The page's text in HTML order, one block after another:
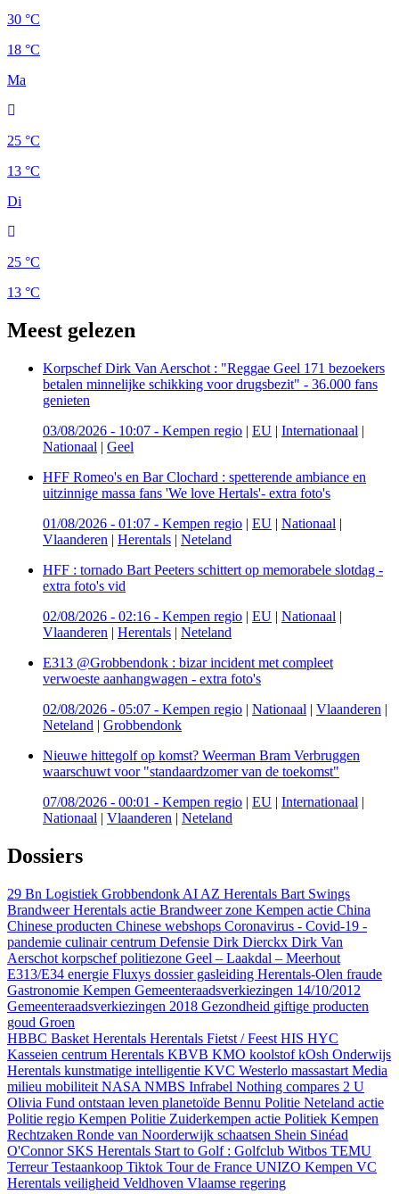
30 °C
18 °C
Ma
25 °C
13 °C
Di
25 °C
13 °C
Meest gelezen
Korpschef Dirk Van Aerschot : "Reggae Geel 171 bezoekers
betalen minnelijke schikking voor drugsbezit" - 36.000 fans
genieten
03/08/2026 - 10:07 - Kempen regio | EU | Internationaal |
Nationaal | Geel
HFF Romeo's en Bar Clochard : spetterende ambiance en
uitzinnige massa fans 'We love Hertals'- extra foto's
01/08/2026 - 01:07 - Kempen regio | EU | Nationaal |
Vlaanderen | Herentals | Neteland
HFF : tornado Bart Peeters schittert op memorabele slotdag -
extra foto's vid
02/08/2026 - 02:16 - Kempen regio | EU | Nationaal |
Vlaanderen | Herentals | Neteland
E313 @Grobbendonk : bizar incident met compleet
verwoeste aanhangwagen - extra foto's
02/08/2026 - 05:07 - Kempen regio | Nationaal | Vlaanderen |
Neteland | Grobbendonk
Nieuwe hittegolf op komst? Weerman Bram Verbruggen
waarschuwt voor "standaardzomer van de toekomst"
07/08/2026 - 00:01 - Kempen regio | EU | Internationaal |
Nationaal | Vlaanderen | Neteland
Dossiers
29 Bn Logistiek Grobbendonk AI AZ Herentals Bart Swings
Brandweer Herentals actie Brandweer zone Kempen actie China
Chinese producten Chinese webshops Coronavirus - Covid-19 -
pandemie culinair centrum Defensie Dirk Dierckx Dirk Van
Aerschot korpschef politiezone Geel – Laakdal – Meerhout
E313/E34 energie Fluxys dossier gasleiding Herentals-Olen fraude
Gastronomie Kempen Gemeenteraadsverkiezingen 14/10/2012
Gemeenteraadsverkiezingen 2018 Gezondheid giftige producten
goud Groen
HBBC Basket Herentals Herentals Fietst / Feest HIS HYC
Kasseien centrum Herentals KBVB KMO koolstofkOsh Onderwijs
Herentals kunstmatige intelligentie KVC Westerlo massastart Media
milieu mobiliteit NASA NMBS Infrabel Nothing compares 2 U
Olivia Fund ontstaan leven planetoïde Bennu Politie Neteland actie
Politie regio Kempen Politie Zuiderkempen actie Politiek Kempen
Rechtzaken Ronde van Noorderwijk schaatsen Shein Sinéad
O'Connor SKS Herentals Start to Golf : Golfclub Witbos TEMU
TerreurTestaankoop Tiktok Tour de France UNIZO Kempen VC
Herentals veiligheid Veldhoven Vlaamse regering